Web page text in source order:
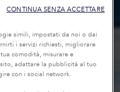
simili, impostati da noi o dai
i servizi richiesti, migliorare
comodità, misurare e
adattare la pubblicità al tuo
con i social network.
CONTINUA SENZA ACCETTARE